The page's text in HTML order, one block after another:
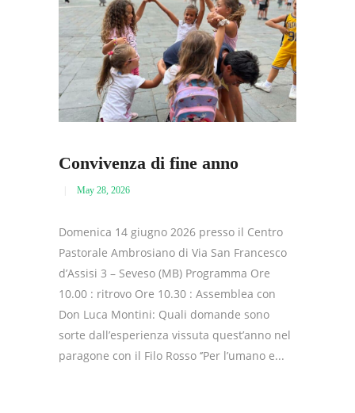
Convivenza di fine anno
May 28, 2026
Domenica 14 giugno 2026 presso il Centro
Pastorale Ambrosiano di Via San Francesco
d’Assisi 3 – Seveso (MB) Programma Ore
10.00 : ritrovo Ore 10.30 : Assemblea con
Don Luca Montini: Quali domande sono
sorte dall’esperienza vissuta quest’anno nel
paragone con il Filo Rosso ‘’Per l’umano e...